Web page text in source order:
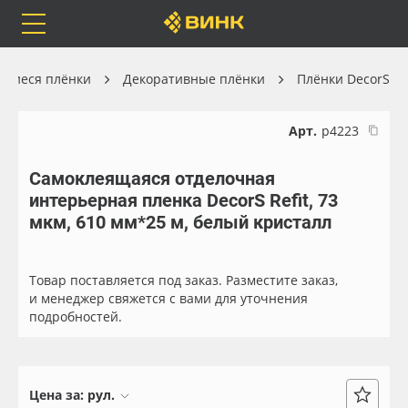
Каталог
Orafol
Бренды
Доставка
Весь каталог
Рулонные материалы
Самоклеящиеся плёнки
Листовые материалы
плёнки Декоративные плёнки Плёнки DecorS
Арт. р4223
Самоклеящаяся отделочная
интерьерная пленка DecorS Refit, 73
мкм, 610 мм*25 м, белый кристалл
Товар поставляется под заказ. Разместите заказ,
и менеджер свяжется с вами для уточнения
подробностей.
Цена за: рул.